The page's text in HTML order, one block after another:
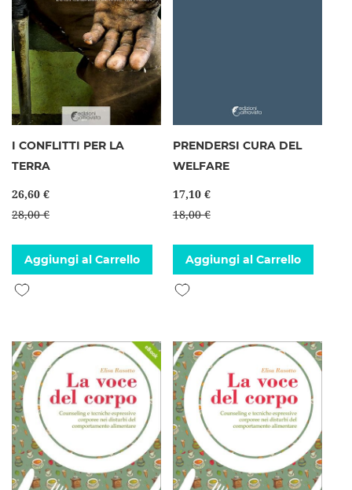
I CONFLITTI PER LA
TERRA
26,60 €
28,00 €
Aggiungi al Carrello
Aggiungi alla lista desideri
PRENDERSI CURA DEL
WELFARE
17,10 €
18,00 €
Aggiungi al Carrello
Aggiungi alla lista desideri